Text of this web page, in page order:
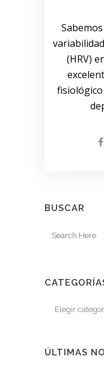
(HRV)
BUSCAR
ÚLTIMAS